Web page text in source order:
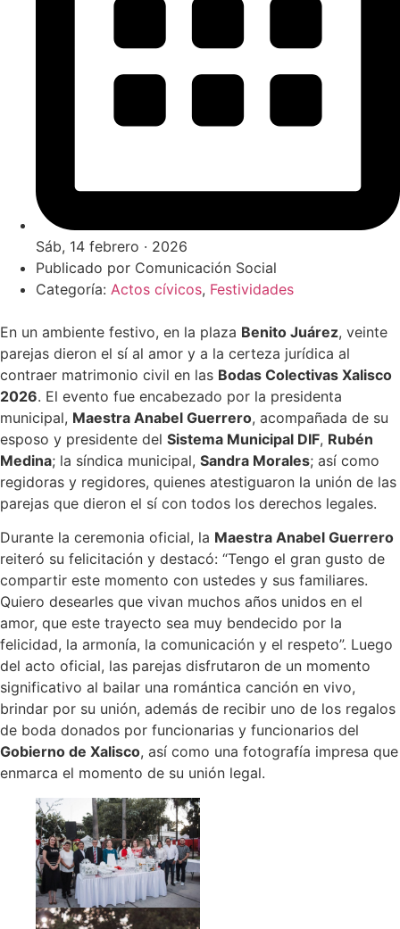
Sáb, 14 febrero · 2026
Publicado por Comunicación Social
Categoría: Actos cívicos, Festividades
En un ambiente festivo, en la plaza Benito Juárez, veinte
parejas dieron el sí al amor y a la certeza jurídica al
contraer matrimonio civil en las Bodas Colectivas Xalisco
2026. El evento fue encabezado por la presidenta
municipal, Maestra Anabel Guerrero, acompañada de su
esposo y presidente del Sistema Municipal DIF, Rubén
Medina; la síndica municipal, Sandra Morales; así como
regidoras y regidores, quienes atestiguaron la unión de las
parejas que dieron el sí con todos los derechos legales.
Durante la ceremonia oficial, la Maestra Anabel Guerrero
reiteró su felicitación y destacó: “Tengo el gran gusto de
compartir este momento con ustedes y sus familiares.
Quiero desearles que vivan muchos años unidos en el
amor, que este trayecto sea muy bendecido por la
felicidad, la armonía, la comunicación y el respeto”. Luego
del acto oficial, las parejas disfrutaron de un momento
significativo al bailar una romántica canción en vivo,
brindar por su unión, además de recibir uno de los regalos
de boda donados por funcionarias y funcionarios del
Gobierno de Xalisco, así como una fotografía impresa que
enmarca el momento de su unión legal.